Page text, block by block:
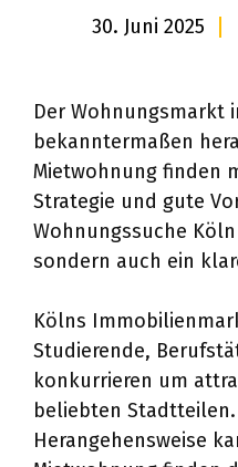
30. Juni 2025
Der Wohnungsmarkt
bekanntermaßen
Mietwohnung finden
Strategie und gute
Wohnungssuche
sondern auch ein
Kölns
Studierende,
konkurrieren um
beliebten
Herangehensweise